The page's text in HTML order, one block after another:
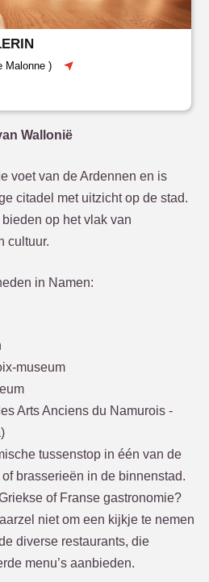
Malonne )
Wallonië
voet van de Ardennen en is
citadel met uitzicht op de stad.
op het vlak van
cultuur.
in Namen:
museum
Arts Anciens du Namurois -
tussenstop in één van de
brasserieën in de binnenstad.
of Franse gastronomie?
niet om een kijkje te nemen
diverse restaurants, die
menu’s aanbieden.